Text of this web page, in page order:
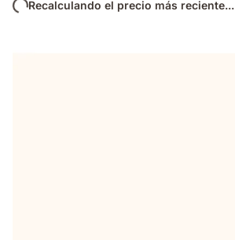
Recalculando el precio más reciente...